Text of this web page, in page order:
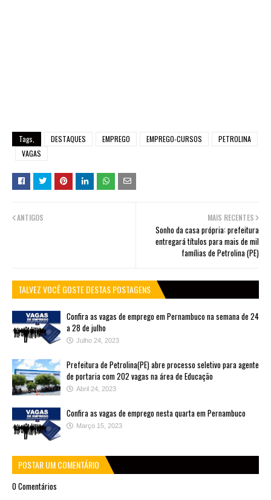
Tags, DESTAQUES EMPREGO EMPREGO-CURSOS
PETROLINA
VAGAS
MAIS RECENTES
Sonho da casa própria: prefeitura
entregará títulos para mais de mil
famílias de Petrolina (PE)
ANTIGOS
TALVEZ VOCÊ GOSTE DESTAS POSTAGENS
Confira as vagas de emprego em Pernambuco na semana de 24
a 28 de julho
Julho 24, 2023
Prefeitura de Petrolina(PE) abre processo seletivo para agente
de portaria com 202 vagas na área de Educação
Abril 24, 2023
Confira as vagas de emprego nesta quarta em Pernambuco
Março 15, 2023
POSTAR UM COMENTÁRIO
0 Comentários